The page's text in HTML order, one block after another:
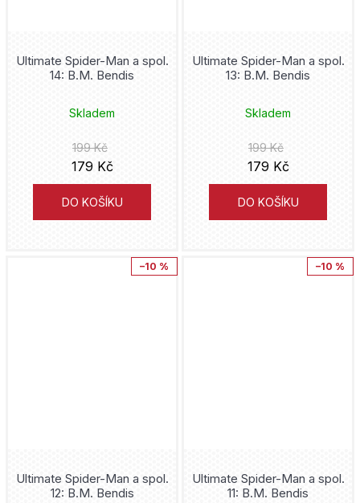
Ultimate Spider-Man a spol.
14: B.M. Bendis
Skladem
199 Kč
179 Kč
DO KOŠÍKU
Ultimate Spider-Man a spol.
13: B.M. Bendis
Skladem
199 Kč
179 Kč
DO KOŠÍKU
–10 %
Ultimate Spider-Man a spol.
12: B.M. Bendis
–10 %
Ultimate Spider-Man a spol.
11: B.M. Bendis